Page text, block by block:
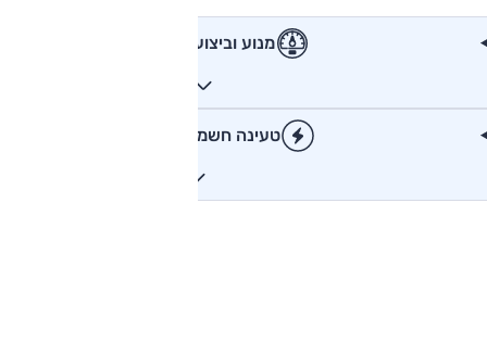
מנוע וביצועים
טעינה חשמלית